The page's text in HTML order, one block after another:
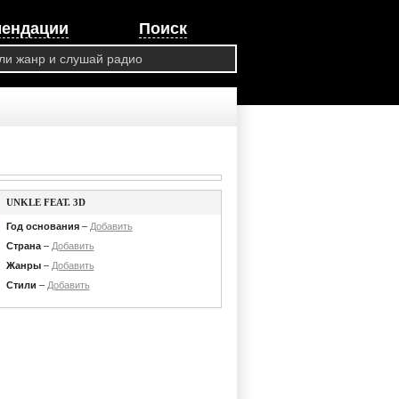
Поиск
UNKLE FEAT. 3D
Год основания– Добавить
Страна– Добавить
Жанры– Добавить
Стили – Добавить